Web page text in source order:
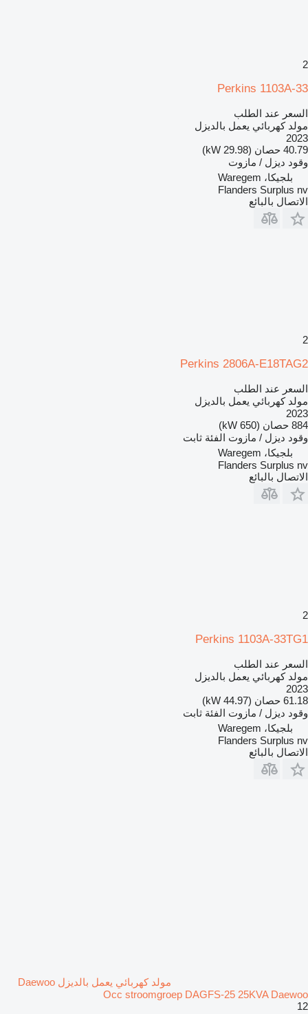
2
Perkins 1103A-33
السعر عند الطلب
مولد كهربائي يعمل بالديزل
2023
40.79 حصان (29.98 kW)
وقود ديزل / مازوت
بلجيكا، Waregem
Flanders Surplus nv
الاتصال بالبائع
2
Perkins 2806A-E18TAG2
السعر عند الطلب
مولد كهربائي يعمل بالديزل
2023
884 حصان (650 kW)
وقود ديزل / مازوت الفئة ثابت
بلجيكا، Waregem
Flanders Surplus nv
الاتصال بالبائع
2
Perkins 1103A-33TG1
السعر عند الطلب
مولد كهربائي يعمل بالديزل
2023
61.18 حصان (44.97 kW)
وقود ديزل / مازوت الفئة ثابت
بلجيكا، Waregem
Flanders Surplus nv
الاتصال بالبائع
مولد كهربائي يعمل بالديزل Daewoo
Occ stroomgroep DAGFS-25 25KVA Daewoo
12